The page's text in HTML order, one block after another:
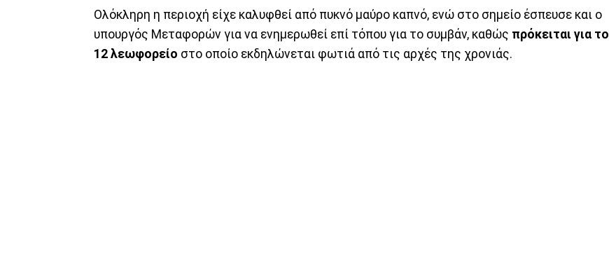
Ολόκληρη η περιοχή είχε καλυφθεί από πυκνό μαύρο καπνό, ενώ στο σημείο έσπευσε και ο
υπουργός Μεταφορών για να ενημερωθεί επί τόπου για το συμβάν, καθώς πρόκειται για το
12 λεωφορείο στο οποίο εκδηλώνεται φωτιά από τις αρχές της χρονιάς.